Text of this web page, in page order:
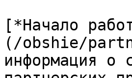
[*Начало
(/obshie/
информация о